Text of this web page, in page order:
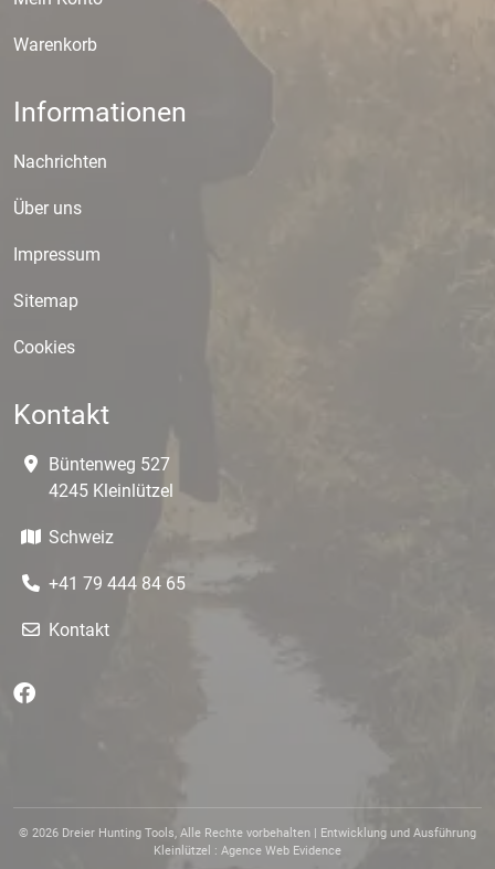
Warenkorb
Informationen
Nachrichten
Über uns
Impressum
Sitemap
Cookies
Kontakt
Büntenweg 527
4245 Kleinlützel
Schweiz
+41 79 444 84 65
Kontakt
© 2026 Dreier Hunting Tools, Alle Rechte vorbehalten | Entwicklung und Ausführung
Kleinlützel : Agence Web Evidence